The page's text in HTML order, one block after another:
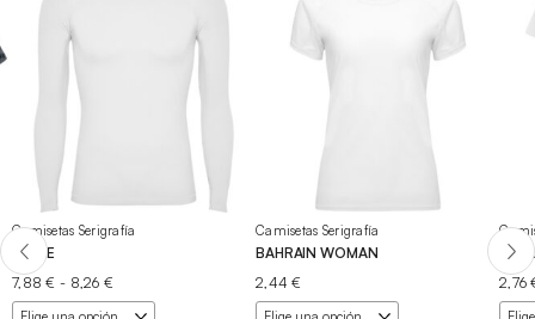
Camisetas Serigrafía
PRIME
7,88€ - 8,26 €
de
Camisetas Serigrafía
BAHRAIN WOMAN
2,44€
2,76